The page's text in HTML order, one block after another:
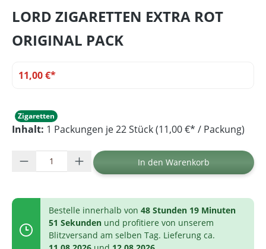
LORD ZIGARETTEN EXTRA ROT
ORIGINAL PACK
11,00 €*
Zigaretten
Inhalt: 1 Packungen je 22 Stück (11,00 €* / Packung)
Produkt Anzahl: Gib den gewünschten
In den Warenkorb
Bestelle innerhalb von 48 Stunden 19 Minuten
51 Sekunden und profitiere von unserem
Blitzversand am selben Tag. Lieferung ca.